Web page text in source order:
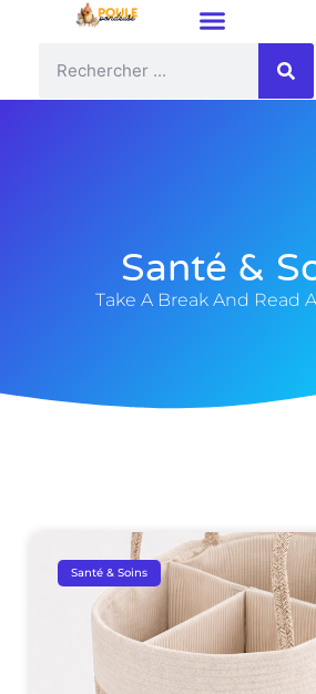
Santé &
Take A Break And Read
Santé & Soins